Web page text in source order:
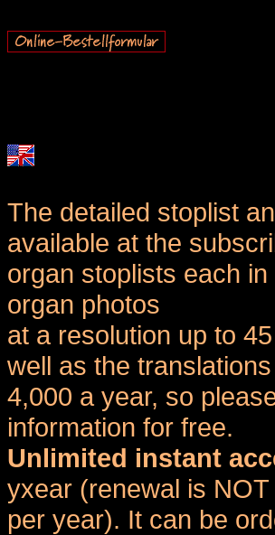
The detailed stoplist
available at the
organ stoplists each
organ photos
at a resolution up to
well as the
4,000 a year, so
information for free.
Unlimited instant
yxear (renewal is
per year). It can be